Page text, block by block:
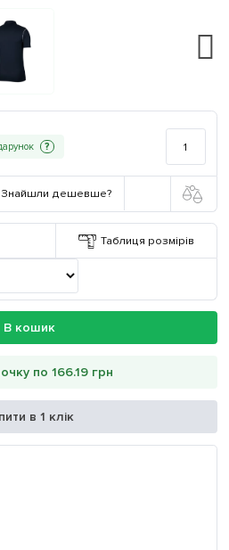
?
Знайшли дешевше?
Таблиця розмірів
В кошик
по 166.19 грн
в 1 клік